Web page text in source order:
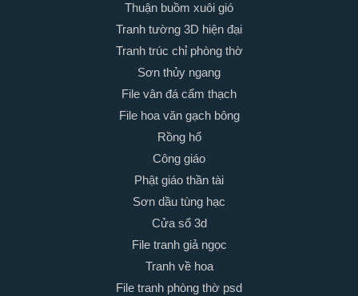
Thuận buồm xuôi gió
Tranh tường 3D hiện đại
Tranh trúc chỉ phòng thờ
Sơn thủy ngang
File vân đá cẩm thạch
File hoa văn gạch bông
Rồng hổ
Công giáo
Phật giáo thần tài
Sơn dầu tùng hạc
Cửa sổ 3d
File tranh giả ngọc
Tranh về hoa
File tranh phòng thờ psd